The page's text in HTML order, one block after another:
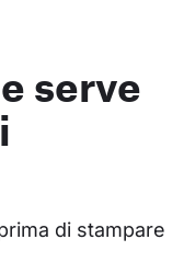
serve
di stampare